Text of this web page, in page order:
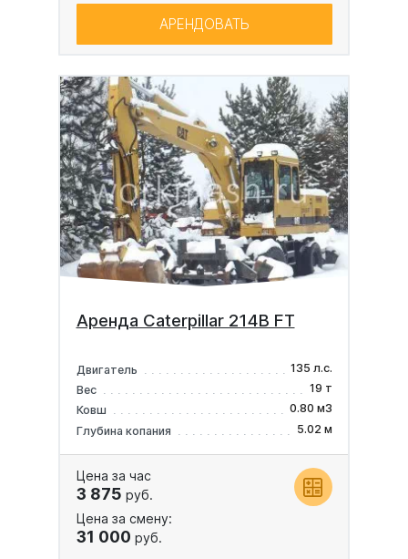
АРЕНДОВАТЬ
Аренда Caterpillar 214B FT
Двигатель
135 л.с.
Вес
19 т
Ковш
0.80 м3
Глубина копания
5.02 м
Цена за час
3 875 руб.
Цена за смену:
31 000 руб.